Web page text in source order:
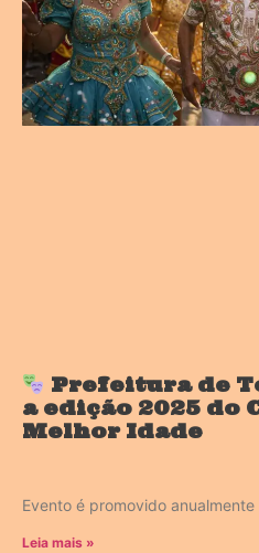
Prefeitura de
a edição 2025 do
Melhor Idade
Evento é promovido anualmente
Leia mais »